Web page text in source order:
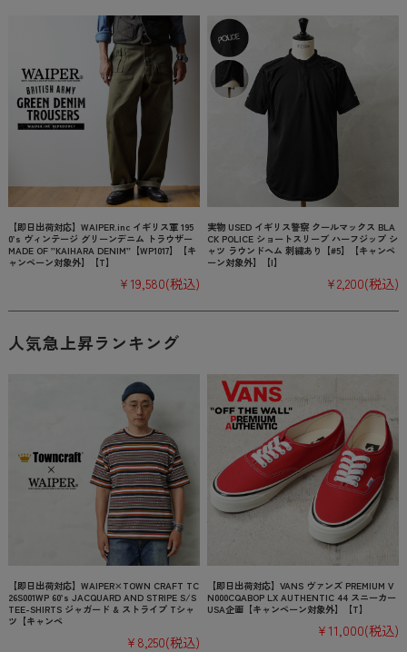
【即日出荷対応】WAIPER.inc イギリス軍 195
0’s ヴィンテージ グリーンデニム トラウザー
MADE OF ”KAIHARA DENIM”【WP1017】【キ
ャンペーン対象外】【T】
¥19,580(税込)
実物 USED イギリス警察 クールマックス BLA
CK POLICE ショートスリーブ ハーフジップ シ
ャツ ラウンドヘム 刺繍あり【#5】【キャンペ
ーン対象外】【I】
¥2,200(税込)
人気急上昇ランキング
【即日出荷対応】WAIPER×TOWN CRAFT TC
26S001WP 60’s JACQUARD AND STRIPE S/S
TEE-SHIRTS ジャガード & ストライプ Tシャ
ツ【キャンペ
¥8,250(税込)
【即日出荷対応】VANS ヴァンズ PREMIUM V
N000CQABOP LX AUTHENTIC 44 スニーカー
USA企画【キャンペーン対象外】【T】
¥11,000(税込)